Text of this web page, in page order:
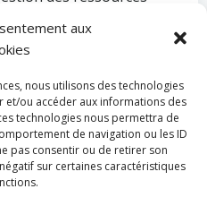
aux
nous utilisons des technologies
et/ou accéder aux informations des
technologies nous permettra de
de navigation ou les ID
pas consentir ou de retirer son
sur certaines caractéristiques
65 à 4280 Hannut,
2019 à minuit, le cachet